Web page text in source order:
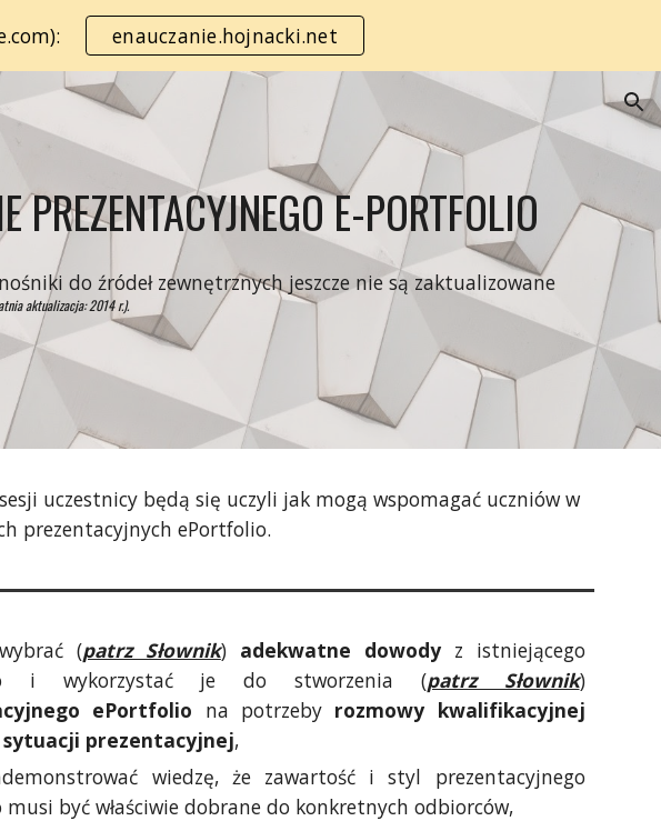
Skip to navigationenauczanie.hojnacki.net
E-PORTFOLIO
do źródeł zewnętrznych jeszcze nie są zaktualizowane
aktualizacja: 2014 r.).
uczestnicy będą się uczyli jak mogą wspomagać uczniów w
prezentacyjnych ePortfolio.
(patrz Słownik) adekwatne dowodyz istniejącego
i wykorzystać je do stworzenia (patrz Słownik)
ePortfolio na potrzeby rozmowy kwalifikacyjnej
prezentacyjnej,
wiedzę, że zawartość i styl prezentacyjnego
być właściwie dobrane do konkretnych odbiorców,